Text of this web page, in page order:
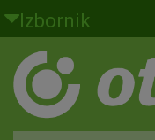
Skoči na glavni sadržaj
Izbornik
Građani
Privatno bankarstvo